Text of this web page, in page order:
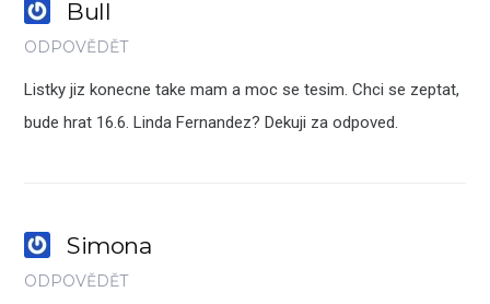
Bull
ODPOVĚDĚT
Listky jiz konecne take mam a moc se tesim. Chci se zeptat,
bude hrat 16.6. Linda Fernandez? Dekuji za odpoved.
Simona
ODPOVĚDĚT